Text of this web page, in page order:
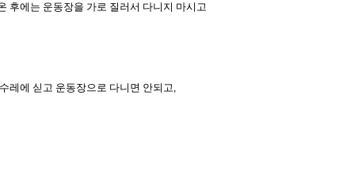
후에는 운동장을 가로 질러서 다니지 마시고
레에 싣고 운동장으로 다니면 안되고,